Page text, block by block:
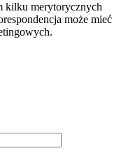
kilku merytorycznych
może mieć